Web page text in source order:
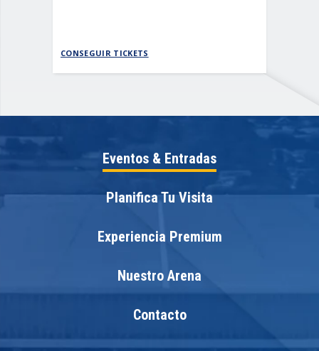
CONSEGUIR TICKETS
Eventos & Entradas
Planifica Tu Visita
Experiencia Premium
Nuestro Arena
Contacto